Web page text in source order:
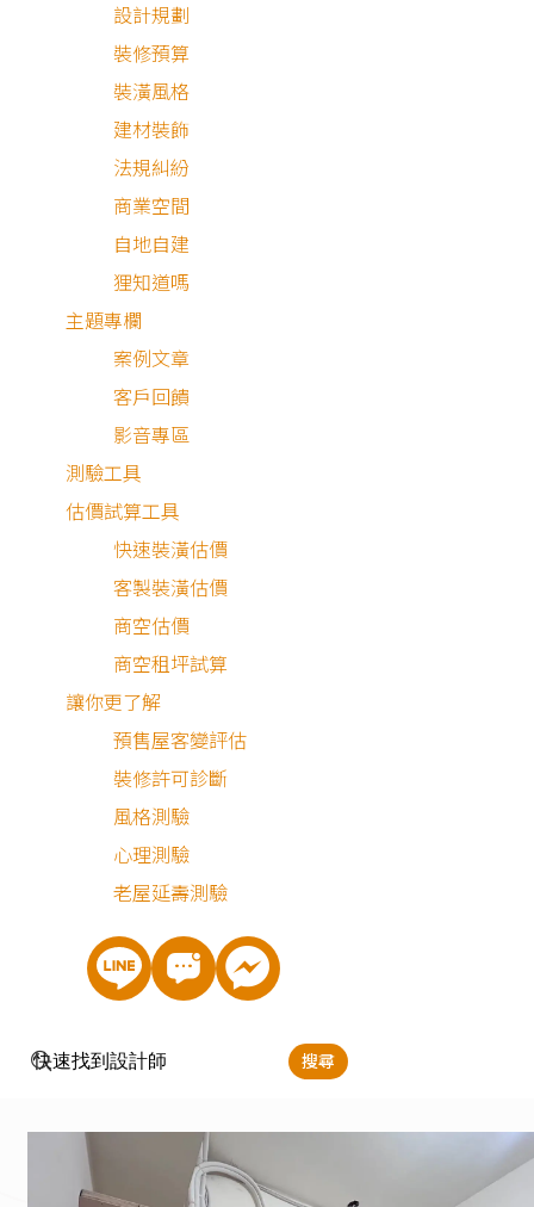
設計規劃
裝修預算
裝潢風格
建材裝飾
法規糾紛
商業空間
自地自建
狸知道嗎
主題專欄
案例文章
客戶回饋
影音專區
測驗工具
估價試算工具
快速裝潢估價
客製裝潢估價
商空估價
商空租坪試算
讓你更了解
預售屋客變評估
裝修許可診斷
風格測驗
心理測驗
老屋延壽測驗
搜尋
放什麼、怎麼使用，都已經非常清楚，讓人心裡踏實不少。
在房屋驗收階段，濰銨也全程陪同丈量與驗收，甚至直接協
我們與冷氣師傅討論管路走向，幫我們省下了大量溝通與協
將迎接新生兒後，立刻將原本完成的設計初稿調整為育嬰友
版本，主動替我們排除潛在的危險因子：櫃體盡量避免直角
一併幫我們設想好，真的非常細心。